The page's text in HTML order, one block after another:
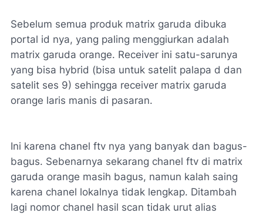
Sebelum semua produk matrix garuda dibuka
portal id nya, yang paling menggiurkan adalah
matrix garuda orange. Receiver ini satu-sarunya
yang bisa hybrid (bisa untuk satelit palapa d dan
satelit ses 9) sehingga receiver matrix garuda
orange laris manis di pasaran.
Ini karena chanel ftv nya yang banyak dan bagus-
bagus. Sebenarnya sekarang chanel ftv di matrix
garuda orange masih bagus, namun kalah saing
karena chanel lokalnya tidak lengkap. Ditambah
lagi nomor chanel hasil scan tidak urut alias